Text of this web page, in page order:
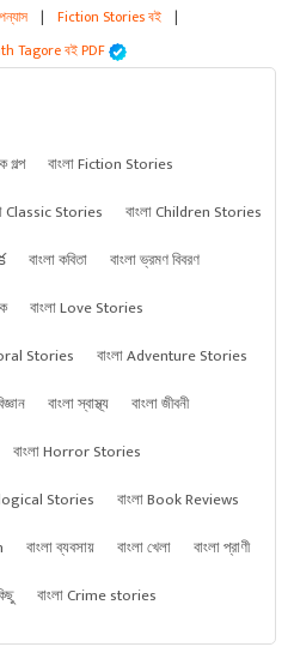
| Fiction Stories বই |
Tagore বই PDF
গল্প
বাংলা Fiction Stories
Classic Stories
বাংলা Children Stories
বাংলা কবিতা
বাংলা ভ্রমণ বিবরণ
বাংলা Love Stories
Stories
বাংলা Adventure Stories
বাংলা স্বাস্থ্য
বাংলা জীবনী
বাংলা Horror Stories
Stories
বাংলা Book Reviews
বাংলা ব্যবসায় বাংলা খেলা
বাংলা প্রাণী
বাংলা Crime stories